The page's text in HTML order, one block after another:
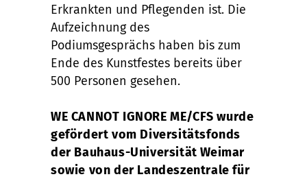
Erkrankten und Pflegenden ist. Die
Aufzeichnung des
Podiumsgesprächs haben bis zum
Ende des Kunstfestes bereits über
500 Personen gesehen.
WE CANNOT IGNORE ME/CFS wurde
gefördert vom Diversitätsfonds
der Bauhaus-Universität Weimar
sowie von der Landeszentrale für